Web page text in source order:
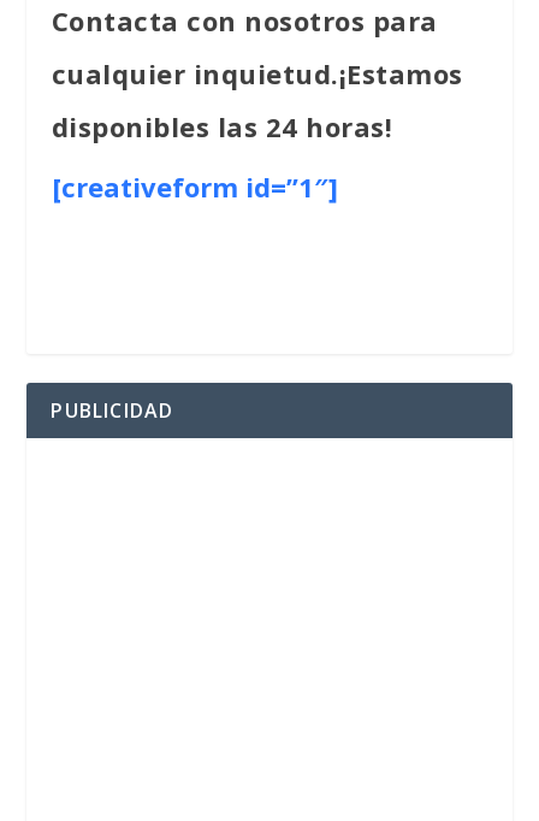
Contacta con nosotros para
cualquier inquietud.¡Estamos
disponibles las 24 horas!
[creativeform id=”1″]
PUBLICIDAD